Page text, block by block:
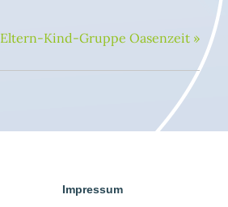
Eltern-Kind-Gruppe Oasenzeit »
Impressum